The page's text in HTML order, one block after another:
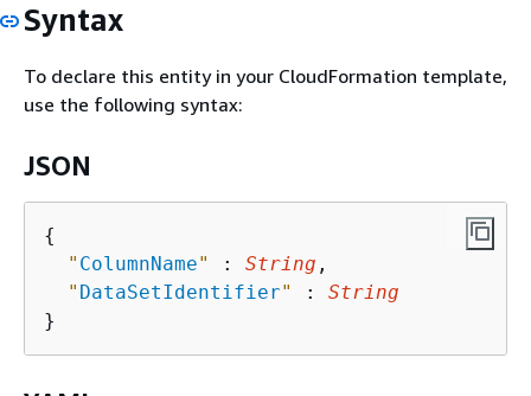
Syntax
To declare this entity in your CloudFormation template,
use the following syntax:
JSON
{
" ColumnName" : String ,
" DataSetIdentifier" : String